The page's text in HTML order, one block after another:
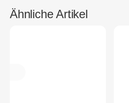
Ähnliche Artikel